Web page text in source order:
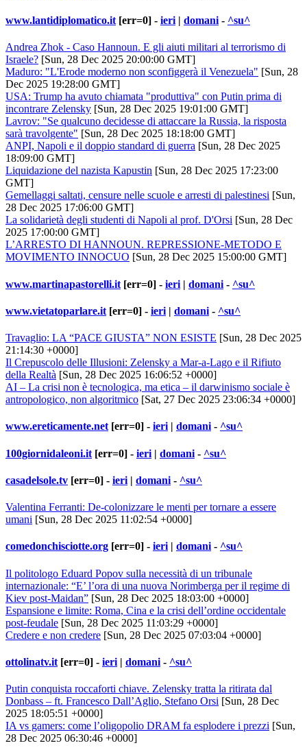
www.lantidiplomatico.it [err=0] - ieri | domani - ^su^
Andrea Zhok - Caso Hannoun. E gli aiuti militari al terrorismo di
Israele? [Sun, 28 Dec 2025 20:00:00 GMT]
Maduro: "L'Erode moderno non sconfiggerà il Venezuela" [Sun, 28
Dec 2025 19:28:00 GMT]
USA: Trump ha avuto chiamata "produttiva" con Putin prima di
incontrare Zelensky [Sun, 28 Dec 2025 19:01:00 GMT]
Lavrov: "Se qualcuno decidesse di attaccare la Russia, la risposta
sarà travolgente" [Sun, 28 Dec 2025 18:18:00 GMT]
ANPI, Napoli e il doppio standard di guerra [Sun, 28 Dec 2025
18:09:00 GMT]
Liquidazione del nazista Kapustin [Sun, 28 Dec 2025 17:23:00
GMT]
Gemellaggi saltati, censure nelle scuole e arresti di palestinesi [Sun,
28 Dec 2025 17:06:00 GMT]
La solidarietà degli studenti di Napoli al prof. D'Orsi [Sun, 28 Dec
2025 17:00:00 GMT]
L’ARRESTO DI HANNOUN. REPRESSIONE-METODO E
MOVIMENTO INNOCUO [Sun, 28 Dec 2025 15:00:00 GMT]
www.martinapastorelli.it [err=0] - ieri | domani - ^su^
www.vietatoparlare.it [err=0] - ieri | domani - ^su^
Travaglio: LA “PACE GIUSTA” NON ESISTE [Sun, 28 Dec 2025
21:14:30 +0000]
Il Crepuscolo delle Illusioni: Zelensky a Mar-a-Lago e il Rifiuto
della Realtà [Sun, 28 Dec 2025 16:06:52 +0000]
AI – La crisi non è tecnologica, ma etica – il darwinismo sociale è
antropologico, non algoritmico [Sat, 27 Dec 2025 23:06:34 +0000]
www.ereticamente.net [err=0] - ieri | domani - ^su^
100giornidaleoni.it [err=0] - ieri | domani - ^su^
casadelsole.tv [err=0] - ieri | domani - ^su^
Valentina Ferranti: De-colonizzare le menti per tornare a essere
umani [Sun, 28 Dec 2025 11:02:54 +0000]
comedonchisciotte.org [err=0] - ieri | domani - ^su^
Il politologo Eduard Popov sulla necessità di un tribunale
internazionale: “E’ l’ora di una nuova Norimberga per il regime di
Kiev post-Maidan” [Sun, 28 Dec 2025 18:03:00 +0000]
Espansione e limite: Roma, Cina e la crisi dell’ordine occidentale
post-feudale [Sun, 28 Dec 2025 11:03:29 +0000]
Credere e non credere [Sun, 28 Dec 2025 07:03:04 +0000]
ottolinatv.it [err=0] - ieri | domani - ^su^
Putin conquista roccaforti chiave. Zelensky tratta la ritirata dal
Donbass – ft. Francesco Dall’Aglio, Stefano Orsi [Sun, 28 Dec
2025 18:05:51 +0000]
IA vs gamers: come l’oligopolio DRAM fa esplodere i prezzi [Sun,
28 Dec 2025 06:30:46 +0000]